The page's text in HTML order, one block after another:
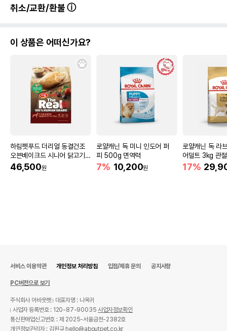
취소/교환/환불
이 상품은 어떠신가요?
하림펫푸드 더리얼 동결건조
오븐베이크드 시니어 닭고기 1.
6kg
46,500원
로얄캐닌 독 미니 인도어 퍼
피 500g 면역력
7% 10,200원
로얄캐닌 독 라
어덜트 3kg 관
17%
서비스 이용약관 개인정보 처리방침 입점/제휴 문의 공지사항
PC버전으로 보기
주식회사 어바웃펫
대표자명 : 나옥귀
사업자 등록번호 : 120-87-90035사업자정보확인
통신판매업신고번호 : 제 2025-서울금천-2382호
개인정보관리자 : 김원규 hello@aboutpet.co.kr